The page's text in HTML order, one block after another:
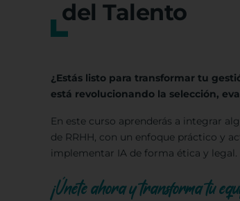
del Talento
¿Estás listo para transformar tu
está revolucionando la selección,
En este curso aprenderás a integrar
de RRHH, con un enfoque práctico y
implementar IA de forma ética y legal.
¡Únete ahora y transforma tu